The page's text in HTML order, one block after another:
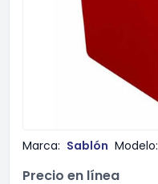
Marca: Sablón Modelo:
Precio en línea